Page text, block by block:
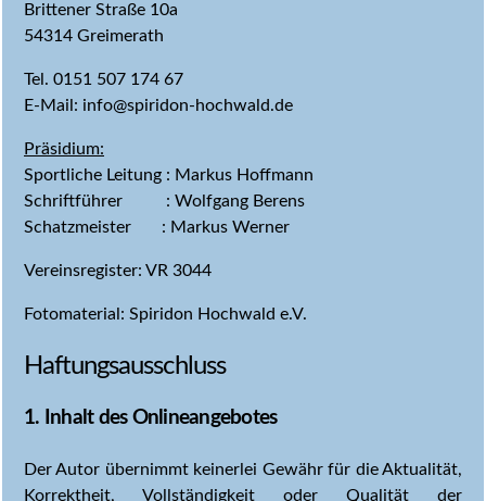
Brittener Straße 10a
54314 Greimerath
Tel. 0151 507 174 67
E-Mail: info@spiridon-hochwald.de
Präsidium:
Sportliche Leitung : Markus Hoffmann
Schriftführer : Wolfgang Berens
Schatzmeister : Markus Werner
Vereinsregister: VR 3044
Fotomaterial: Spiridon Hochwald e.V.
Haftungsausschluss
1. Inhalt des Onlineangebotes
Der Autor übernimmt keinerlei Gewähr für die Aktualität,
Korrektheit, Vollständigkeit oder Qualität der